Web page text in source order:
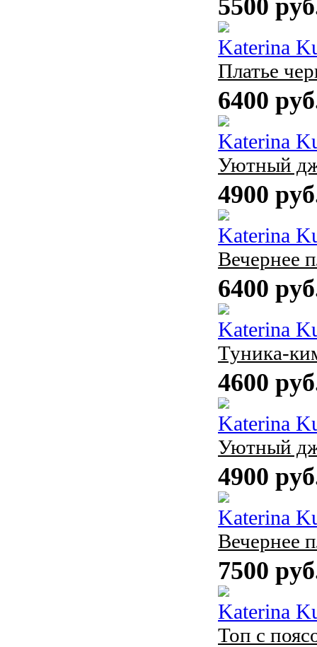
5500
Katerina
Платье
6400
Katerina
Уютный
4900
Katerina
Вечернее
6400
Katerina
Туника-
4600
Katerina
Уютный
4900
Katerina
Вечернее
7500
Katerina
Топ с